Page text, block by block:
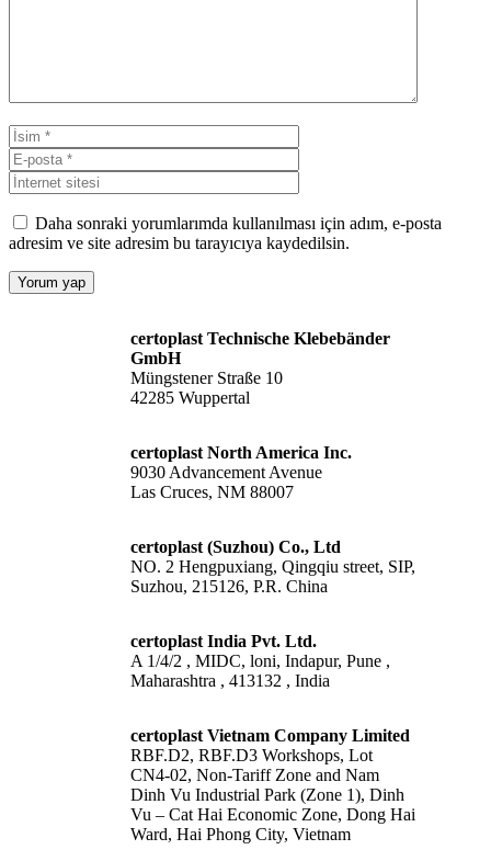
İsim
posta
sitesi
Daha sonraki yorumlarımda kullanılması için adım, e-posta
adresim ve site adresim bu tarayıcıya kaydedilsin.
certoplast Technische Klebebänder
GmbH
Müngstener Straße 10
42285 Wuppertal
certoplast North America Inc.
9030 Advancement Avenue
Las Cruces, NM 88007
certoplast (Suzhou) Co., Ltd
NO. 2 Hengpuxiang, Qingqiu street, SIP,
Suzhou, 215126, P.R. China
certoplast India Pvt. Ltd.
A 1/4/2 , MIDC, loni, Indapur, Pune ,
Maharashtra , 413132 , India
certoplast Vietnam Company Limited
RBF.D2, RBF.D3 Workshops, Lot
CN4-02, Non-Tariff Zone and Nam
Dinh Vu Industrial Park (Zone 1), Dinh
Vu – Cat Hai Economic Zone, Dong Hai
Ward, Hai Phong City, Vietnam